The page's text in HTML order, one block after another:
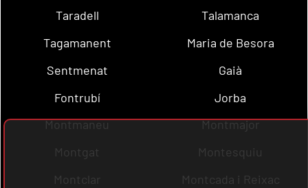
Taradell
Talamanca
Tagamanent
Maria de Besora
Sentmenat
Gaià
Fontrubí
Jorba
Montmaneu
Montmajor
Montgat
Montesquiu
Montclar
Montcada i Reixac